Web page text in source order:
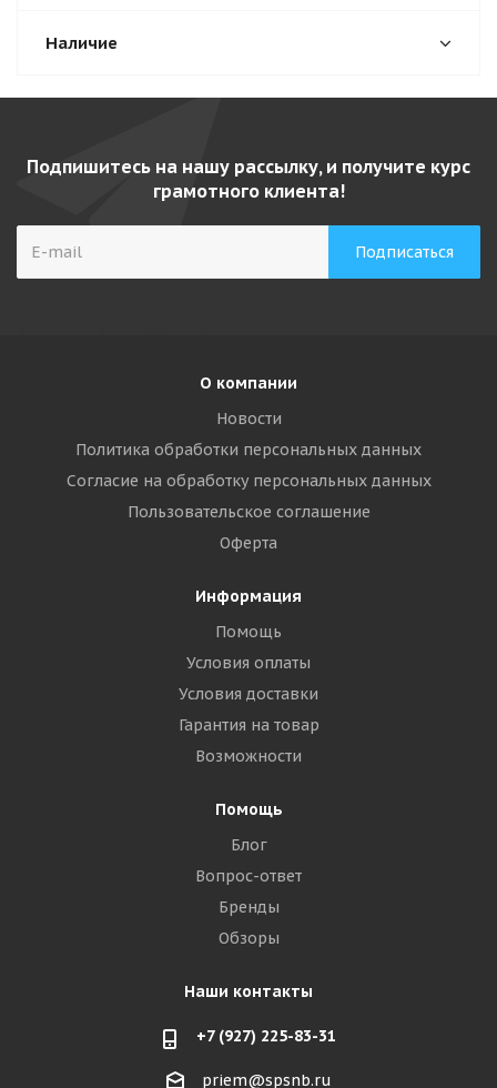
Наличие
Подпишитесь на нашу рассылку, и получите курс
грамотного клиента!
О компании
Новости
Политика обработки персональных данных
Согласие на обработку персональных данных
Пользовательское соглашение
Оферта
Информация
Помощь
Условия оплаты
Условия доставки
Гарантия на товар
Возможности
Помощь
Блог
Вопрос-ответ
Бренды
Обзоры
Наши контакты
+7 (927) 225-83-31
priem@spsnb.ru